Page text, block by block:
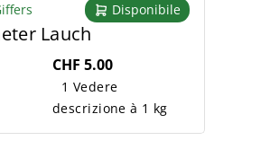
Disponibile
Lauch
CHF 5.00
1 Vedere
descrizione à 1 kg